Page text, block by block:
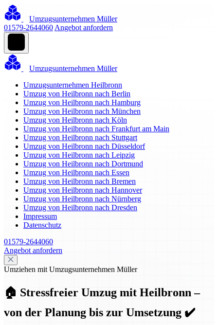
Umzugsunternehmen Müller
01579-2644060 Angebot anfordern
Umzugsunternehmen Müller
Umzugsunternehmen Heilbronn
Umzug von Heilbronn nach Berlin
Umzug von Heilbronn nach Hamburg
Umzug von Heilbronn nach München
Umzug von Heilbronn nach Köln
Umzug von Heilbronn nach Frankfurt am Main
Umzug von Heilbronn nach Stuttgart
Umzug von Heilbronn nach Düsseldorf
Umzug von Heilbronn nach Leipzig
Umzug von Heilbronn nach Dortmund
Umzug von Heilbronn nach Essen
Umzug von Heilbronn nach Bremen
Umzug von Heilbronn nach Hannover
Umzug von Heilbronn nach Nürnberg
Umzug von Heilbronn nach Dresden
Impressum
Datenschutz
01579-2644060
Angebot anfordern
Umziehen mit Umzugsunternehmen Müller
🏠 Stressfreier Umzug mit Heilbronn –
von der Planung bis zur Umsetzung ✔️